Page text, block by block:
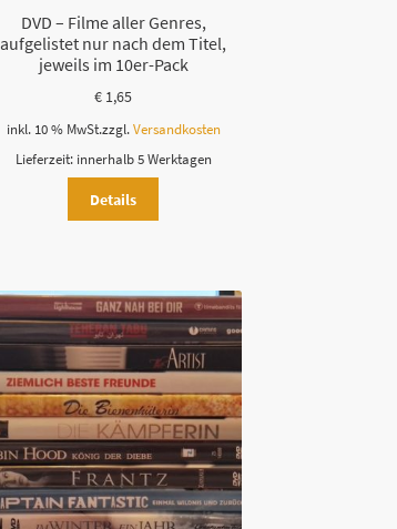
DVD – Filme aller Genres,
aufgelistet nur nach dem Titel,
jeweils im 10er-Pack
€ 1,65
inkl. 10 % MwSt.zzgl. Versandkosten
Lieferzeit: innerhalb 5 Werktagen
Details